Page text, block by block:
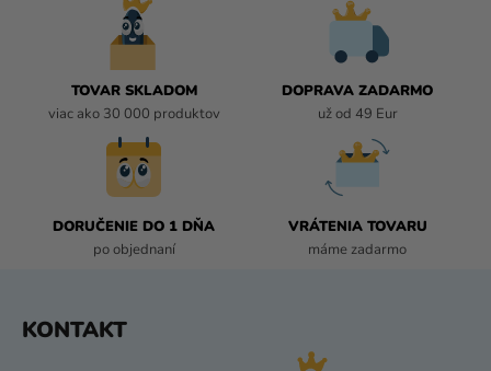
TOVAR SKLADOM
viac ako 30 000 produktov
DOPRAVA ZADARMO
už od 49 Eur
DORUČENIE DO 1 DŇA
po objednaní
VRÁTENIA TOVARU
máme zadarmo
KONTAKT